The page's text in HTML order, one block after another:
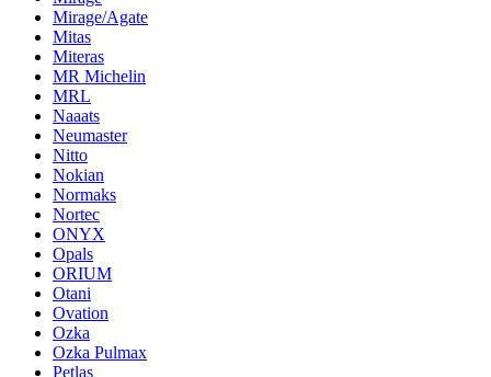
Mirage/Agate
Mitas
Miteras
MR Michelin
MRL
Naaats
Neumaster
Nitto
Nokian
Normaks
Nortec
ONYX
Opals
ORIUM
Otani
Ovation
Ozka
Ozka Pulmax
Petlas